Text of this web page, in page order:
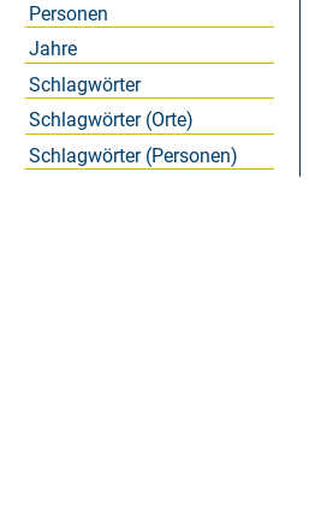
Personen
Jahre
Schlagwörter
Schlagwörter (Orte)
Schlagwörter (Personen)